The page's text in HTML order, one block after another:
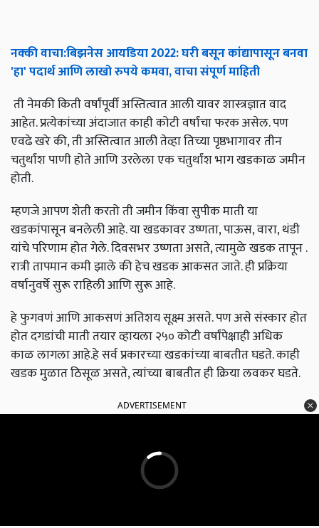
नक्कीवाचा:बिझनेसआयडिया2022:घरीबसूनकांद्यापासूनबनवा
'हा'पदार्थआणिलाखोरुपयेकमवा,वाचासंपूर्णमाहिती
ती नेमकी किती वर्षांपूर्वी अस्तित्वात आली यावर शास्त्रज्ञात वाद
आहेत. प्रत्येकांच्या अंदाजात काही कोटी वर्षांचा फरक असेल. पण
एवढे खरे की, ती अस्तित्वात आली तेव्हा तिच्या पृष्ठभागावर तीन
चतुर्थांश पाणी होते आणि उरलेला एक चतुर्थांश भाग खडकाळ जमीन
होती.
म्हणजे आपण शेती करतो ती जमीन किंवा सुपीक माती या
खडकांपासून बनलेली आहे. या खडकावर उष्णता, पाऊस, वारा, थंडी
यांचे परिणाम होत गेले. दिवसभर उष्णता असते, त्यामुळे खडक तापून .
रात्री तापमान कमी झाले की हेच खडक आकसत जाते. ही प्रक्रिया
वर्षानुवर्षे सुरू राहिली आणि सुरू आहे.
हे फुगवणं आणि आकसणं अतिशय सूक्ष्म असते. पण असे संस्कार होत
होत दगडांची माती तयार व्हायला २५० कोटी वर्षांपेक्षाही अधिक
काळ लागला आहे.हे सर्व प्रकारच्या खडकांच्या बाबतीत घडते. काही
खडक मुळात ठिसूळ असते, त्यांच्या बाबतीत ही क्रिया लवकर घडते.
ADVERTISEMENT